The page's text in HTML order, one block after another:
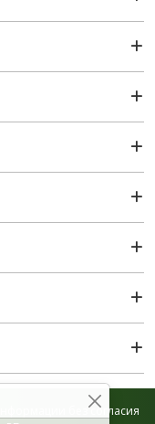
без согласия